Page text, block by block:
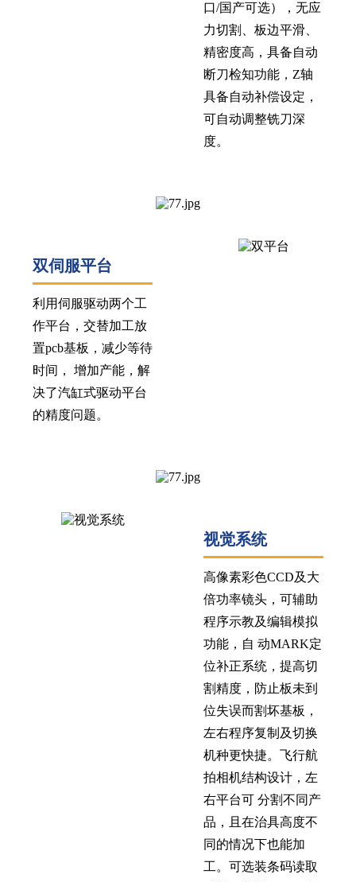
口/国产可选），无应
力切割、板边平滑、
精密度高，具备自动
断刀检知功能，Z轴
具备自动补偿设定，
可自动调整铣刀深
度。
双伺服平台
利用伺服驱动两个工
作平台，交替加工放
置pcb基板，减少等待
时间， 增加产能，解
决了汽缸式驱动平台
的精度问题。
视觉系统
高像素彩色CCD及大
倍功率镜头，可辅助
程序示教及编辑模拟
功能，自 动MARK定
位补正系统，提高切
割精度，防止板未到
位失误而割坏基板，
左右程序复制及切换
机种更快捷。飞行航
拍相机结构设计，左
右平台可 分割不同产
品，且在治具高度不
同的情况下也能加
工。可选装条码读取